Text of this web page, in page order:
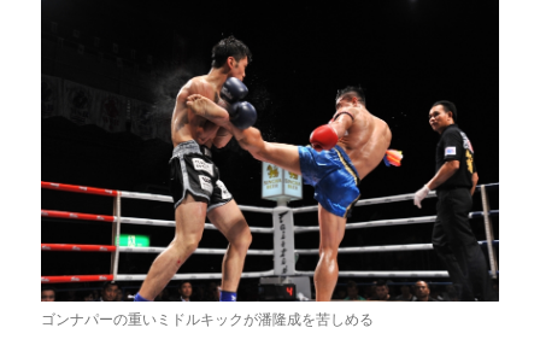
ゴンナパーの重いミドルキックが潘隆成を苦しめる